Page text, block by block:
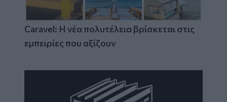
Caravel: Η νέα πολυτέλεια βρίσκεται στις
εμπειρίες που αξίζουν